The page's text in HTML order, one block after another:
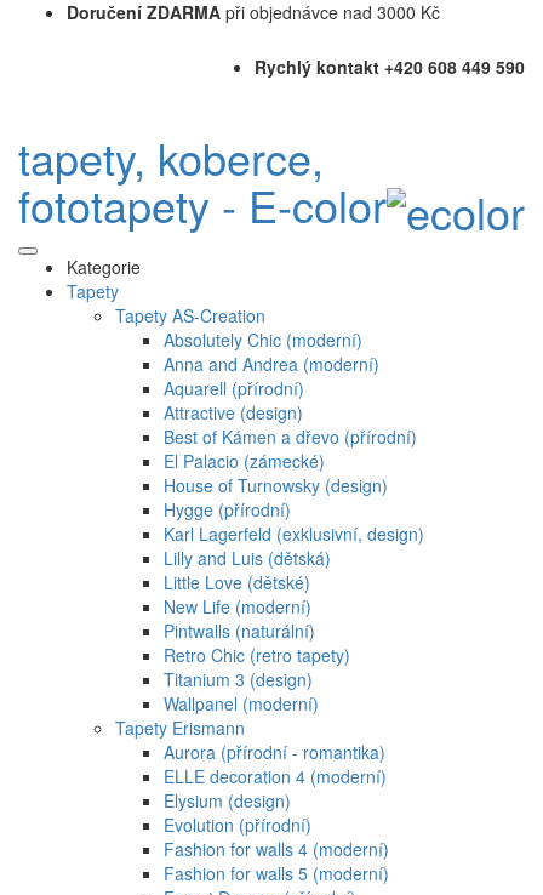
Doručení ZDARMA při objednávce nad 3000 Kč
Rychlý kontakt +420 608 449 590
tapety, koberce,
fototapety - E-color
Kategorie
Tapety
Tapety AS-Creation
Absolutely Chic (moderní)
Anna and Andrea (moderní)
Aquarell (přírodní)
Attractive (design)
Best of Kámen a dřevo (přírodní)
El Palacio (zámecké)
House of Turnowsky (design)
Hygge (přírodní)
Karl Lagerfeld (exklusivní, design)
Lilly and Luis (dětská)
Little Love (dětské)
New Life (moderní)
Pintwalls (naturální)
Retro Chic (retro tapety)
Titanium 3 (design)
Wallpanel (moderní)
Tapety Erismann
Aurora (přírodní - romantika)
ELLE decoration 4 (moderní)
Elysium (design)
Evolution (přírodní)
Fashion for walls 4 (moderní)
Fashion for walls 5 (moderní)